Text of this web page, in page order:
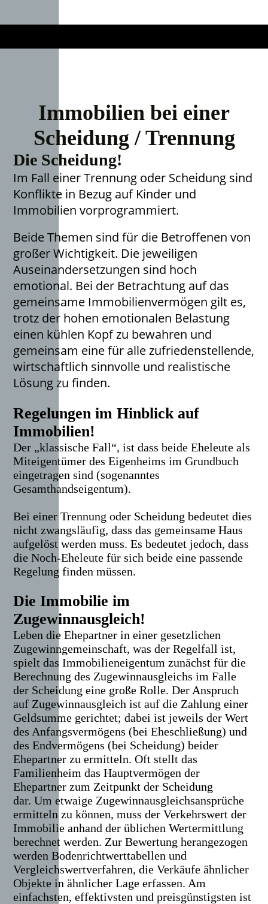
Immobilien bei einer
Scheidung / Trennung
Die Scheidung!
Im Fall einer Trennung oder Scheidung sind
Konflikte in Bezug auf Kinder und
Immobilien vorprogrammiert.
Beide Themen sind für die Betroffenen von
großer Wichtigkeit. Die jeweiligen
Auseinandersetzungen sind hoch
emotional. Bei der Betrachtung auf das
gemeinsame Immobilienvermögen gilt es,
trotz der hohen emotionalen Belastung
einen kühlen Kopf zu bewahren und
gemeinsam eine für alle zufriedenstellende,
wirtschaftlich sinnvolle und realistische
Lösung zu finden.
Regelungen im Hinblick auf
Immobilien!
Der „klassische Fall“, ist dass beide Eheleute als
Miteigentümer des Eigenheims im Grundbuch
eingetragen sind (sogenanntes
Gesamthandseigentum).
Bei einer Trennung oder Scheidung bedeutet dies
nicht zwangsläufig, dass das gemeinsame Haus
aufgelöst werden muss. Es bedeutet jedoch, dass
die Noch-Eheleute für sich beide eine passende
Regelung finden müssen.
Die Immobilie im
Zugewinnausgleich!
Leben die Ehepartner in einer gesetzlichen
Zugewinngemeinschaft, was der Regelfall ist,
spielt das Immobilieneigentum zunächst für die
Berechnung des Zugewinnausgleichs im Falle
der Scheidung eine große Rolle.Der Anspruch
auf Zugewinnausgleich ist auf die Zahlung einer
Geldsumme gerichtet; dabei ist jeweils der Wert
des Anfangsvermögens (bei Eheschließung) und
des Endvermögens (bei Scheidung) beider
Ehepartner zu ermitteln. Oft stellt das
Familienheim das Hauptvermögen der
Ehepartner zum Zeitpunkt der Scheidung
dar.Um etwaige Zugewinnausgleichsansprüche
ermitteln zu können, muss der Verkehrswert der
Immobilie anhand der üblichen Wertermittlung
berechnet werden. Zur Bewertung herangezogen
werden Bodenrichtwerttabellen und
Vergleichswertverfahren, die Verkäufe ähnlicher
Objekte in ähnlicher Lage erfassen. Am
einfachsten, effektivsten und preisgünstigsten ist